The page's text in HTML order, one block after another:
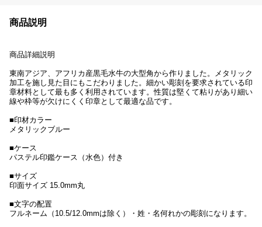
商品説明
商品詳細説明
東南アジア、アフリカ産黒毛水牛の大型角から作りました。メタリック
加工を施し見た目にもこだわりました。細かい彫刻を要求されている印
章材料として最も多く利用されています。性質は堅くて粘りがあり細い
線や枠等が欠けにくく印章として最適な品です。
■印材カラー
メタリックブルー
■ケース
パステル印鑑ケース（水色）付き
■サイズ
印面サイズ 15.0mm丸
■文字の配置
フルネーム（10.5/12.0mmは除く）・姓・名何れかの彫刻になります。